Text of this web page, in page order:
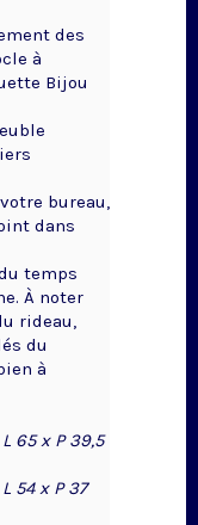
des
à
Bijou
bureau,
dans
temps
À noter
rideau,
du
à
65 x P 39,5
54 x P 37